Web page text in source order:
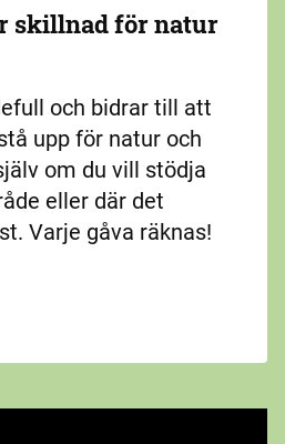
skillnad för natur
och bidrar till att
upp för natur och
om du vill stödja
eller där det
Varje gåva räknas!